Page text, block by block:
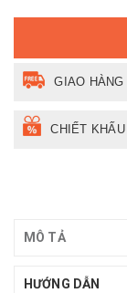
GIAO
CHIẾT
MÔ TẢ
HƯỚNG DẪN